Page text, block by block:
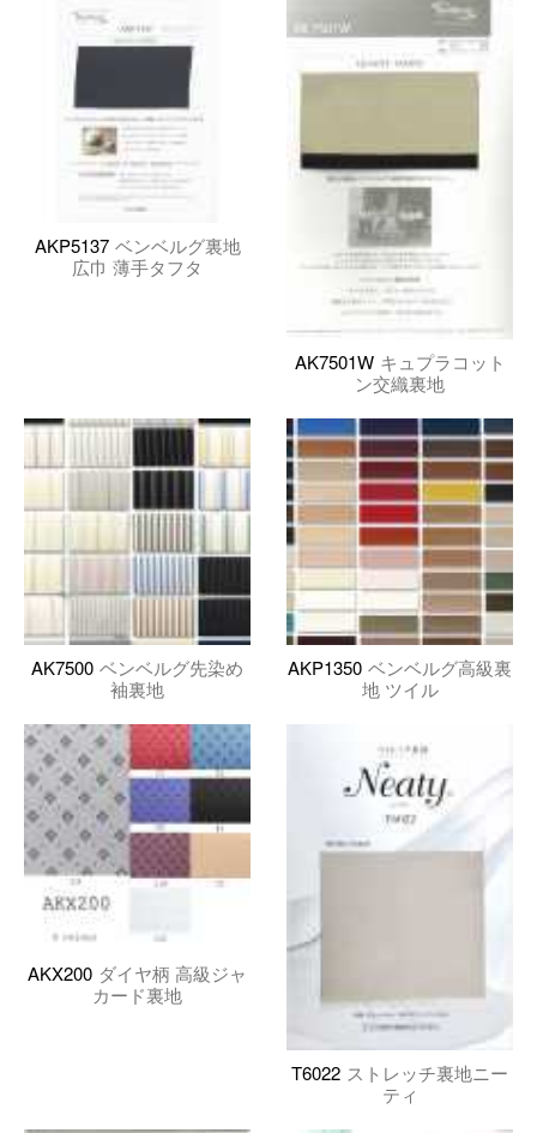
AKP5137 ベンベルグ裏地
広巾 薄手タフタ
AK7501W キュプラコット
ン交織裏地
AK7500 ベンベルグ先染め
袖裏地
AKP1350 ベンベルグ高級裏
地 ツイル
AKX200 ダイヤ柄 高級ジャ
カード裏地
T6022 ストレッチ裏地ニー
ティ